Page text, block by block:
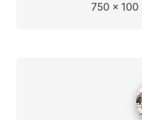
750 x 100